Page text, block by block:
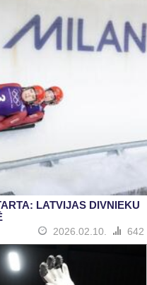
LATVIJAS DIVNIEKU
2026.02.10. 642